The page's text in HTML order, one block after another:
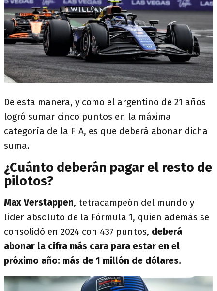
De esta manera, y como el argentino de 21 años
logró sumar cinco puntos en la máxima
categoría de la FIA, es que deberá abonar dicha
suma.
¿Cuánto deberán pagar el resto de
pilotos?
Max Verstappen, tetracampeón del mundo y
líder absoluto de la Fórmula 1, quien además se
consolidó en 2024 con 437 puntos, deberá
abonar la cifra más cara para estar en el
próximo año: más de 1 millón de dólares.